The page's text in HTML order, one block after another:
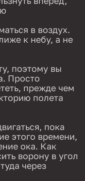
в воздух.
к небу, а не
поэтому вы
Просто
прежде чем
полета
пока
этого времени,
ока. Как
ворону в угол
через